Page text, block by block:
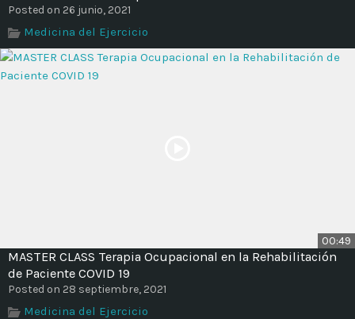
Time
Posted on 26 junio, 2021
Medicina del Ejercicio
00:49
MASTER CLASS Terapia Ocupacional en la Rehabilitación
de Paciente COVID 19
Posted on 28 septiembre, 2021
Medicina del Ejercicio